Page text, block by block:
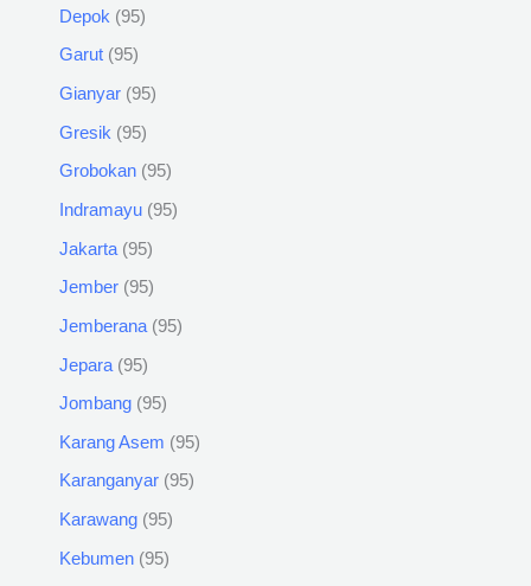
Depok 95
Garut 95
Gianyar 95
Gresik 95
Grobokan 95
Indramayu 95
Jakarta 95
Jember 95
Jemberana 95
Jepara 95
Jombang 95
Karang Asem 95
Karanganyar 95
Karawang 95
Kebumen 95